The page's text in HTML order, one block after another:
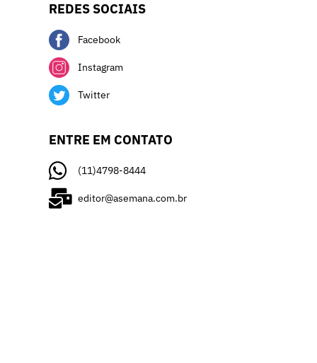
REDES SOCIAIS
Facebook
Instagram
Twitter
ENTRE EM CONTATO
(11)4798-8444
editor@asemana.com.br